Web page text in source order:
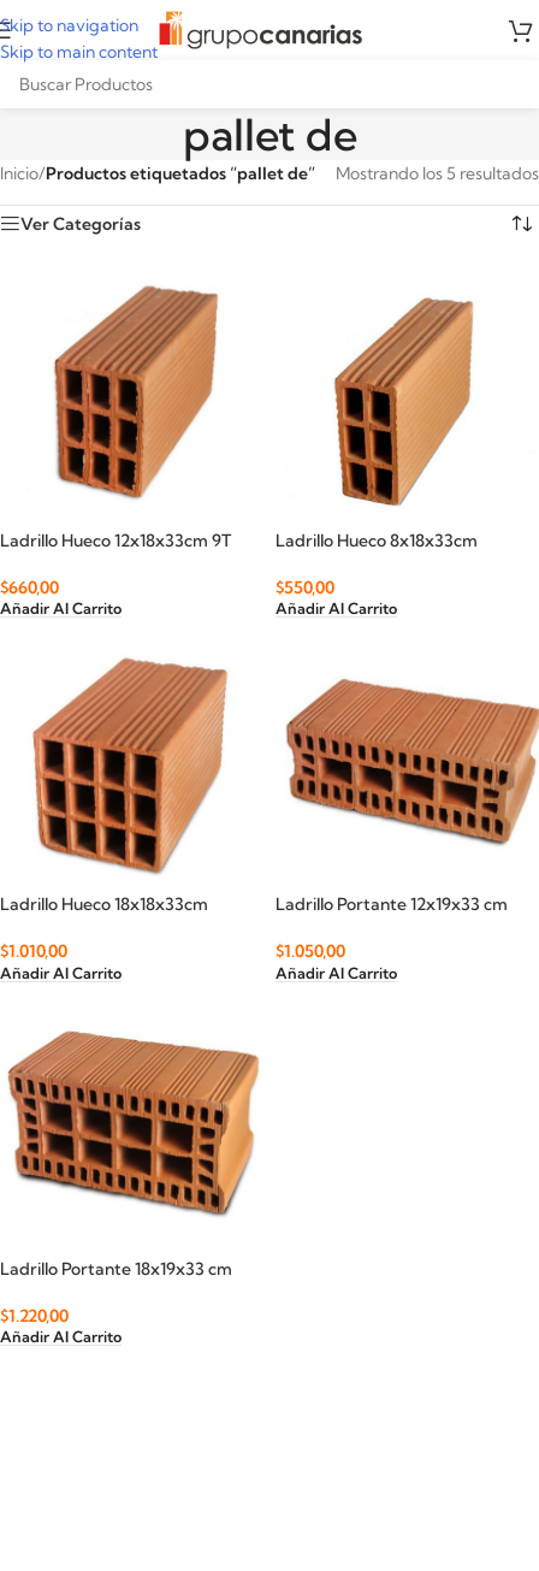
Skip to navigation
Skip to main content
pallet de
Inicio/Productos etiquetados “pallet de” Mostrando los 5 resultados
Ver Categorías
Ladrillo Hueco 12x18x33cm 9T
$660,00
Añadir Al Carrito
Ladrillo Hueco 8x18x33cm
$550,00
Añadir Al Carrito
Ladrillo Hueco 18x18x33cm
$1.010,00
Añadir Al Carrito
Ladrillo Portante 12x19x33 cm
$1.050,00
Añadir Al Carrito
Ladrillo Portante 18x19x33 cm
$1.220,00
Añadir Al Carrito